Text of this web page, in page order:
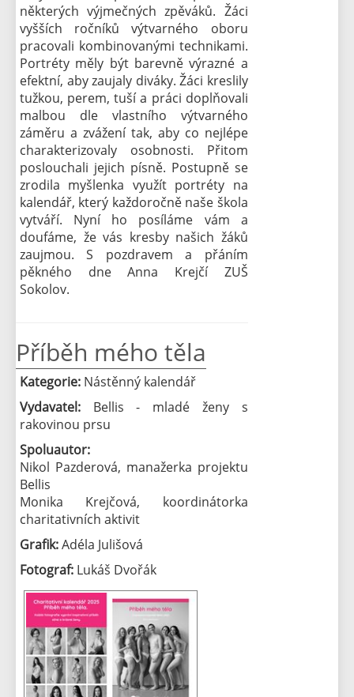
některých výjmečných zpěváků. Žáci
vyšších ročníků výtvarného oboru
pracovali kombinovanými technikami.
Portréty měly být barevně výrazné a
efektní, aby zaujaly diváky. Žáci kreslily
tužkou, perem, tuší a práci doplňovali
malbou dle vlastního výtvarného
záměru a zvážení tak, aby co nejlépe
charakterizovaly osobnosti. Přitom
poslouchali jejich písně. Postupně se
zrodila myšlenka využít portréty na
kalendář, který každoročně naše škola
vytváří. Nyní ho posíláme vám a
doufáme, že vás kresby našich žáků
zaujmou. S pozdravem a přáním
pěkného dne Anna Krejčí ZUŠ
Sokolov.
Příběh mého těla
Kategorie: Nástěnný kalendář
Vydavatel: Bellis - mladé ženy s
rakovinou prsu
Spoluautor:
Nikol Pazderová, manažerka projektu
Bellis
Monika Krejčová, koordinátorka
charitativních aktivit
Grafik:Adéla Julišová
Fotograf: Lukáš Dvořák